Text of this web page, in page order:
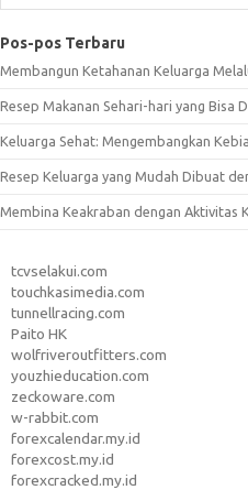
Pos-pos Terbaru
Membangun Ketahanan Keluarga
Resep Makanan Sehari-hari yang Bisa
Keluarga Sehat: Mengembangkan
Resep Keluarga yang Mudah Dibuat
Membina Keakraban dengan Aktivitas
tcvselakui.com
touchkasimedia.com
tunnellracing.com
Paito HK
wolfriveroutfitters.com
youzhieducation.com
zeckoware.com
w-rabbit.com
forexcalendar.my.id
forexcost.my.id
forexcracked.my.id